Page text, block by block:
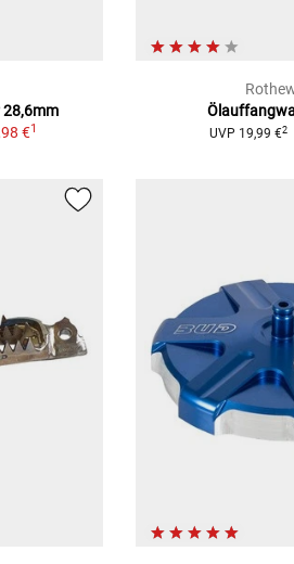
€1 UVP 19,99 €2